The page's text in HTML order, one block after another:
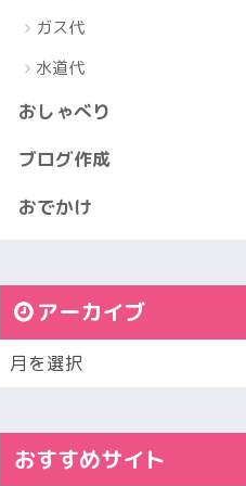
ガス代
水道代
おしゃべり
ブログ作成
おでかけ
アーカイブ
おすすめサイト